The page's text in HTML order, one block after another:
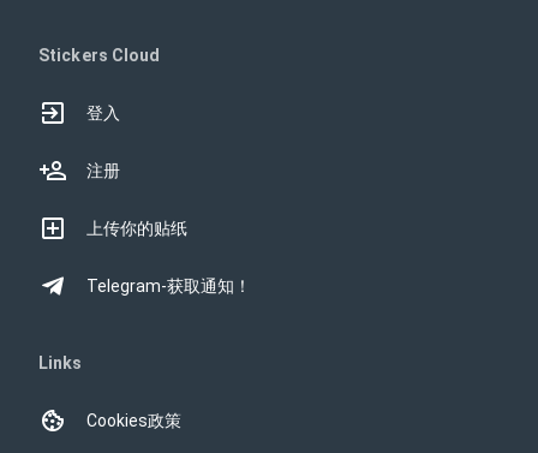
Stickers Cloud
登入
注册
上传你的贴纸
Telegram-获取通知！
Links
Cookies政策